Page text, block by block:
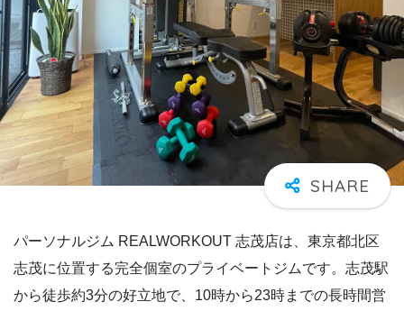
パーソナルジム REALWORKOUT 志茂店は、東京都北区
志茂に位置する完全個室のプライベートジムです。志茂駅
から徒歩約3分の好立地で、10時から23時までの長時間営